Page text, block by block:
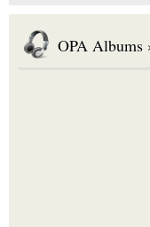
OPA Albums